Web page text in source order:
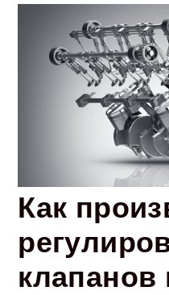
Как
клапанов